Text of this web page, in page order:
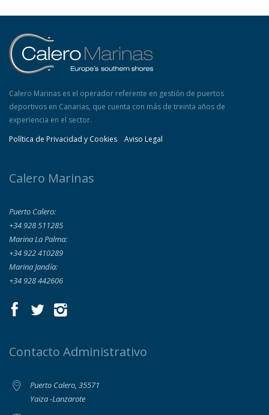
Calero Marinas es el operador referente en gestión de puertos
deportivos en Canarias, que cuenta con más de treinta años de
experiencia en el sector.
Política de Privacidad y Cookies
Aviso Legal
Calero Marinas
Puerto Calero:
+34 928 511285
Marina La Palma:
+34 922 410289
Marina Jandía:
+34 928 442606
Contacto Administrativo
Puerto Calero, 35571
Yaiza -Lanzarote